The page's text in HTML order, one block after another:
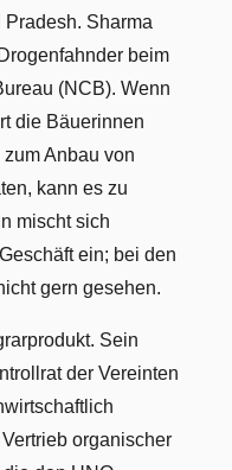
Sharma
beim
(NCB). Wenn
die Bäuerinnen
Anbau von
kann es zu
mischt sich
ein; bei den
gern gesehen.
Sein
der Vereinten
organischer